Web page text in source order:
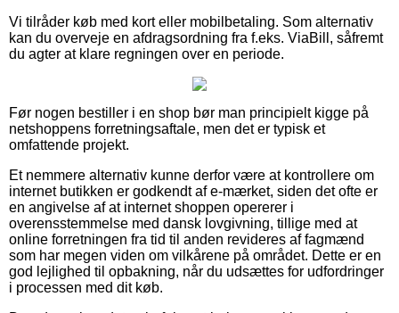
Vi tilråder køb med kort eller mobilbetaling. Som alternativ
kan du overveje en afdragsordning fra f.eks. ViaBill, såfremt
du agter at klare regningen over en periode.
Før nogen bestiller i en shop bør man principielt kigge på
netshoppens forretningsaftale, men det er typisk et
omfattende projekt.
Et nemmere alternativ kunne derfor være at kontrollere om
internet butikken er godkendt af e-mærket, siden det ofte er
en angivelse af at internet shoppen opererer i
overensstemmelse med dansk lovgivning, tillige med at
online forretningen fra tid til anden revideres af fagmænd
som har megen viden om vilkårene på området. Dette er en
god lejlighed til opbakning, når du udsættes for udfordringer
i processen med dit køb.